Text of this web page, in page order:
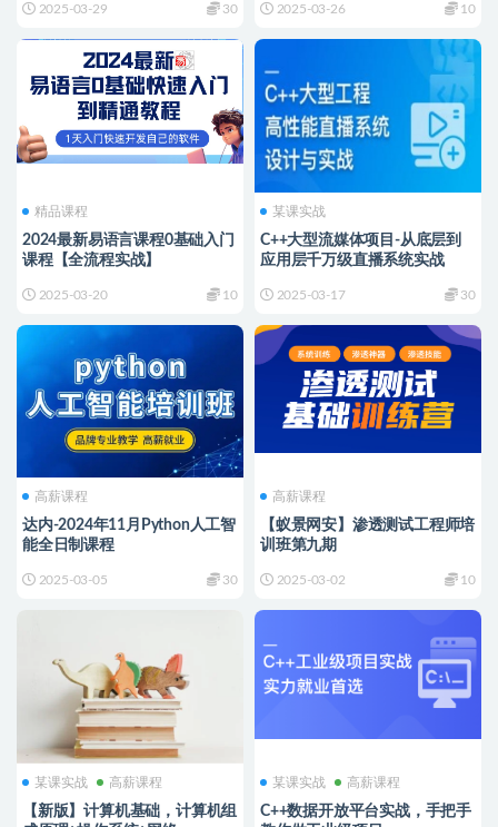
2025-03-29 30 2025-03-26 10
精品课程
2024最新易语言课程0基础入门
课程【全流程实战】
2025-03-20 10
某课实战
C++大型流媒体项目-从底层到
应用层千万级直播系统实战
2025-03-17 30
高薪课程
达内-2024年11月Python人工智
能全日制课程
2025-03-05 30
高薪课程
【蚁景网安】渗透测试工程师培
训班第九期
2025-03-02 10
某课实战 高薪课程
【新版】计算机基础，计算机组
某课实战 高薪课程
C++数据开放平台实战，手把手